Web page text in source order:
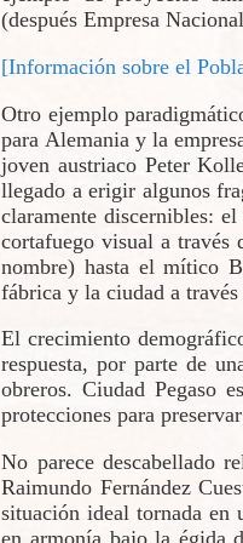
(después Empresa
[Información sobre el
Otro ejemplo
para Alemania y la
joven austriaco Peter
llegado a erigir algunos
claramente discernibles:
cortafuego visual a través
nombre) hasta el mítico
fábrica y la ciudad a
El crecimiento
respuesta, por parte de
obreros. Ciudad Pegaso
protecciones para
No parece descabellado
Raimundo Fernández
situación ideal tornada en
en armonía bajo la égida